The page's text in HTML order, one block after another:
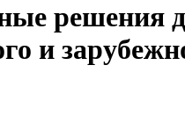
решения
и